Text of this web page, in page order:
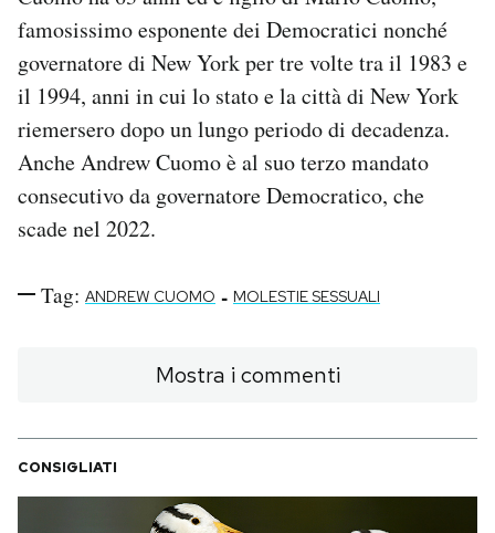
famosissimo esponente dei Democratici nonché
governatore di New York per tre volte tra il 1983 e
il 1994, anni in cui lo stato e la città di New York
riemersero dopo un lungo periodo di decadenza.
Anche Andrew Cuomo è al suo terzo mandato
consecutivo da governatore Democratico, che
scade nel 2022.
Tag: ANDREW CUOMO - MOLESTIE SESSUALI
Mostra i commenti
CONSIGLIATI